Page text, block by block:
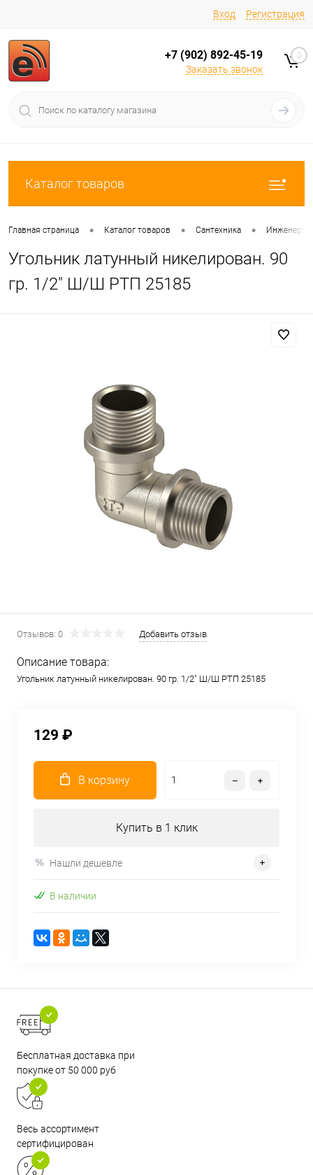
Вход Регистрация
+7 (902) 892-45-19
Заказать звонок
0
Каталог товаров
Главная страница • Каталог товаров • Сантехника •
Угольник латунный никелирован. 90
гр. 1/2" Ш/Ш РТП 25185
Отзывов: 0 Добавить отзыв
Описание товара:
Угольник латунный никелирован. 90 гр. 1/2" Ш/Ш РТП 25185
129 ₽
В корзину
Купить в 1 клик
Нашли дешевле
В наличии
Бесплатная доставка при
покупке от 50 000 руб
Весь ассортимент
сертифицирован